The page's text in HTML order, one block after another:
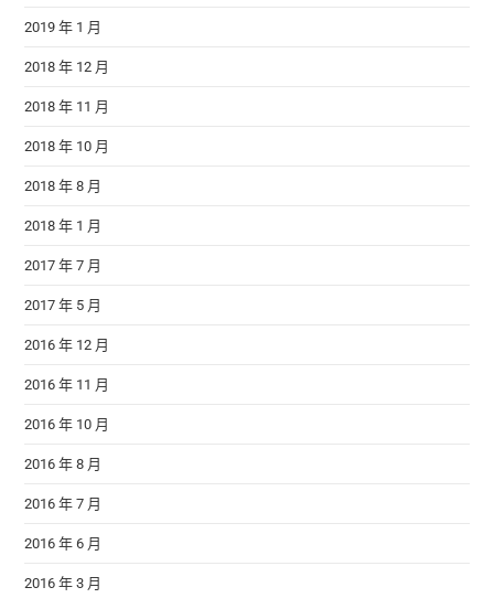
2019 年 1 月
2018 年 12 月
2018 年 11 月
2018 年 10 月
2018 年 8 月
2018 年 1 月
2017 年 7 月
2017 年 5 月
2016 年 12 月
2016 年 11 月
2016 年 10 月
2016 年 8 月
2016 年 7 月
2016 年 6 月
2016 年 3 月